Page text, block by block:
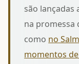
são lançadas
na promessa
como no
momentos